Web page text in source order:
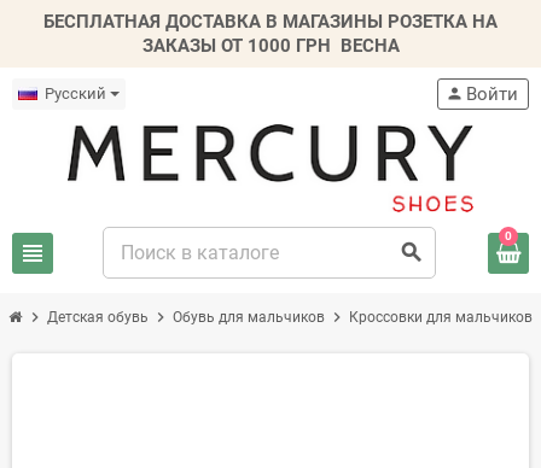
БЕСПЛАТНАЯ ДОСТАВКА В МАГАЗИНЫ РОЗЕТКА НА
ЗАКАЗЫ ОТ 1000 ГРН ВЕСНА
Русский
view_headline search
person Войти
0
chevron_right Детская обувь chevron_right Обувь для мальчиков chevron_right Кроссовки для мальчиков